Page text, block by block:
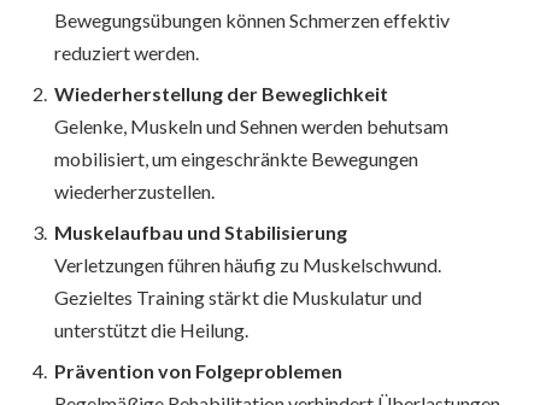
Bewegungsübungen können Schmerzen effektiv
reduziert werden.
Wiederherstellung der Beweglichkeit
Gelenke, Muskeln und Sehnen werden behutsam
mobilisiert, um eingeschränkte Bewegungen
wiederherzustellen.
Muskelaufbau und Stabilisierung
Verletzungen führen häufig zu Muskelschwund.
Gezieltes Training stärkt die Muskulatur und
unterstützt die Heilung.
Prävention von Folgeproblemen